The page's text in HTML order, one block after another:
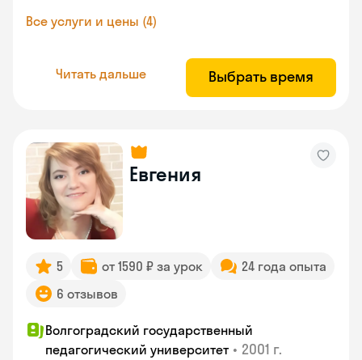
Все услуги и цены (4)
Читать дальше Выбрать время
Евгения
5 от 1590 ₽ за урок
24 года опыта
6 отзывов
Волгоградский государственный
педагогический университет • 2001 г.